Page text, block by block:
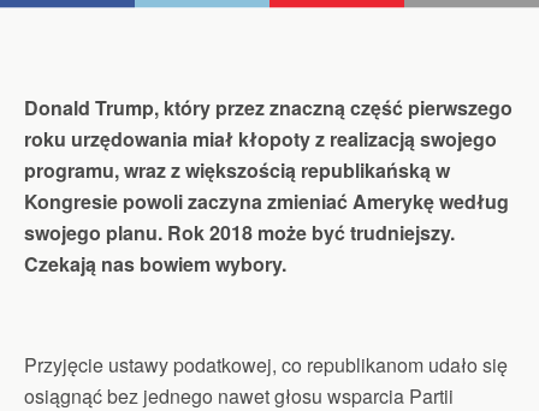
Donald Trump, który przez znaczną część pierwszego
roku urzędowania miał kłopoty z realizacją swojego
programu, wraz z większością republikańską w
Kongresie powoli zaczyna zmieniać Amerykę według
swojego planu. Rok 2018 może być trudniejszy.
Czekają nas bowiem wybory.
Przyjęcie ustawy podatkowej, co republikanom udało się
osiągnąć bez jednego nawet głosu wsparcia Partii